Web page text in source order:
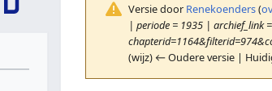
Versie door Renekoenders(
| periode = 1935 | archief_link
(wijz) ← Oudere versie |